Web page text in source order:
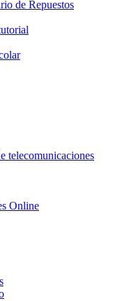
de Repuestos
telecomunicaciones
Online